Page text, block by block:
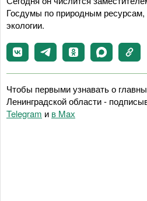
Госдумы по природным
экологии.
Чтобы первыми узнавать о
Ленинградской области -
Telegram и в Maх